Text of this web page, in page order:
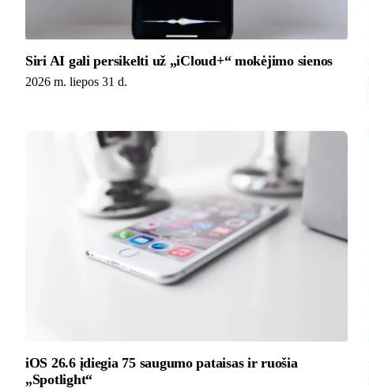
Siri AI gali persikelti už „iCloud+“ mokėjimo sienos
2026 m. liepos 31 d.
iOS 26.6 įdiegia 75 saugumo pataisas ir ruošia
„Spotlight“